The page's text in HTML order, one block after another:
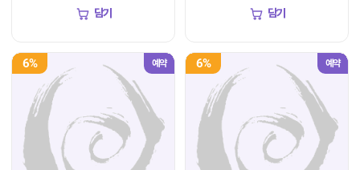
담기 담기
6% 예약 6% 예약